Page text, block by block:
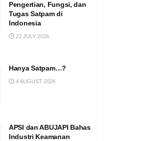
Pengertian, Fungsi, dan
Tugas Satpam di
Indonesia
22 JULY 2026
Hanya Satpam…?
4 AUGUST 2026
APSI dan ABUJAPI Bahas
Industri Keamanan